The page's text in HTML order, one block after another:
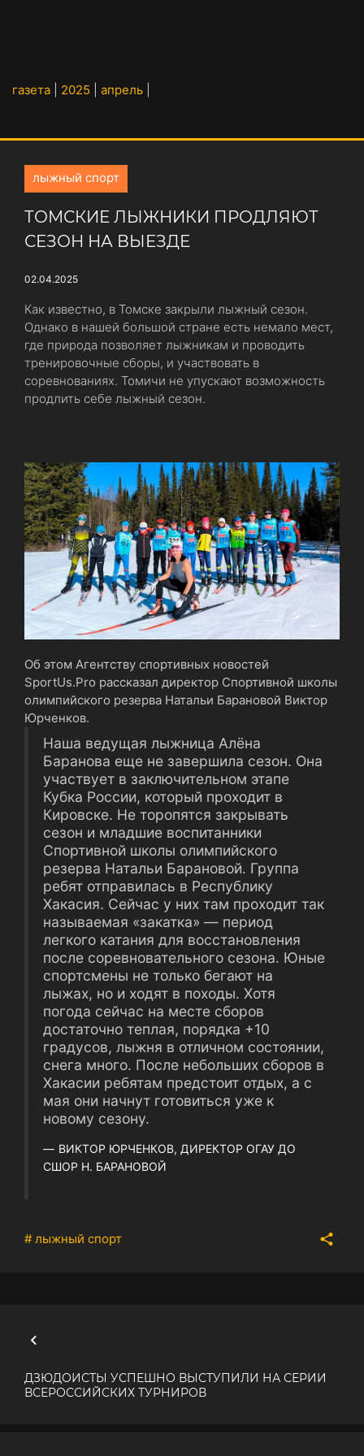
газета 2025 апрель
лыжный спорт
ТОМСКИЕ ЛЫЖНИКИ ПРОДЛЯЮТ
СЕЗОН НА ВЫЕЗДЕ
02.04.2025
Как известно, в Томске закрыли лыжный сезон.
Однако в нашей большой стране есть немало мест,
где природа позволяет лыжникам и проводить
тренировочные сборы, и участвовать в
соревнованиях. Томичи не упускают возможность
продлить себе лыжный сезон.
Об этом Агентству спортивных новостей
SportUs.Pro рассказал директор Спортивной школы
олимпийского резерва Натальи Барановой Виктор
Юрченков.
Наша ведущая лыжница Алёна
Баранова еще не завершила сезон. Она
участвует в заключительном этапе
Кубка России, который проходит в
Кировске. Не торопятся закрывать
сезон и младшие воспитанники
Спортивной школы олимпийского
резерва Натальи Барановой. Группа
ребят отправилась в Республику
Хакасия. Сейчас у них там проходит так
называемая «закатка» ― период
легкого катания для восстановления
после соревновательного сезона. Юные
спортсмены не только бегают на
лыжах, но и ходят в походы. Хотя
погода сейчас на месте сборов
достаточно теплая, порядка +10
градусов, лыжня в отличном состоянии,
снега много. После небольших сборов в
Хакасии ребятам предстоит отдых, а с
мая они начнут готовиться уже к
новому сезону.
ВИКТОР ЮРЧЕНКОВ, ДИРЕКТОР ОГАУ ДО
СШОР Н. БАРАНОВОЙ
# лыжный спорт
ДЗЮДОИСТЫ УСПЕШНО ВЫСТУПИЛИ НА СЕРИИ
ВСЕРОССИЙСКИХ ТУРНИРОВ